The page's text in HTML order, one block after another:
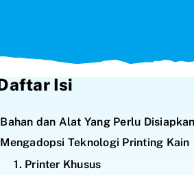
Isi
Bahan dan Alat Yang Perlu
Mengadopsi Teknologi Printing Kain
1. Printer Khusus